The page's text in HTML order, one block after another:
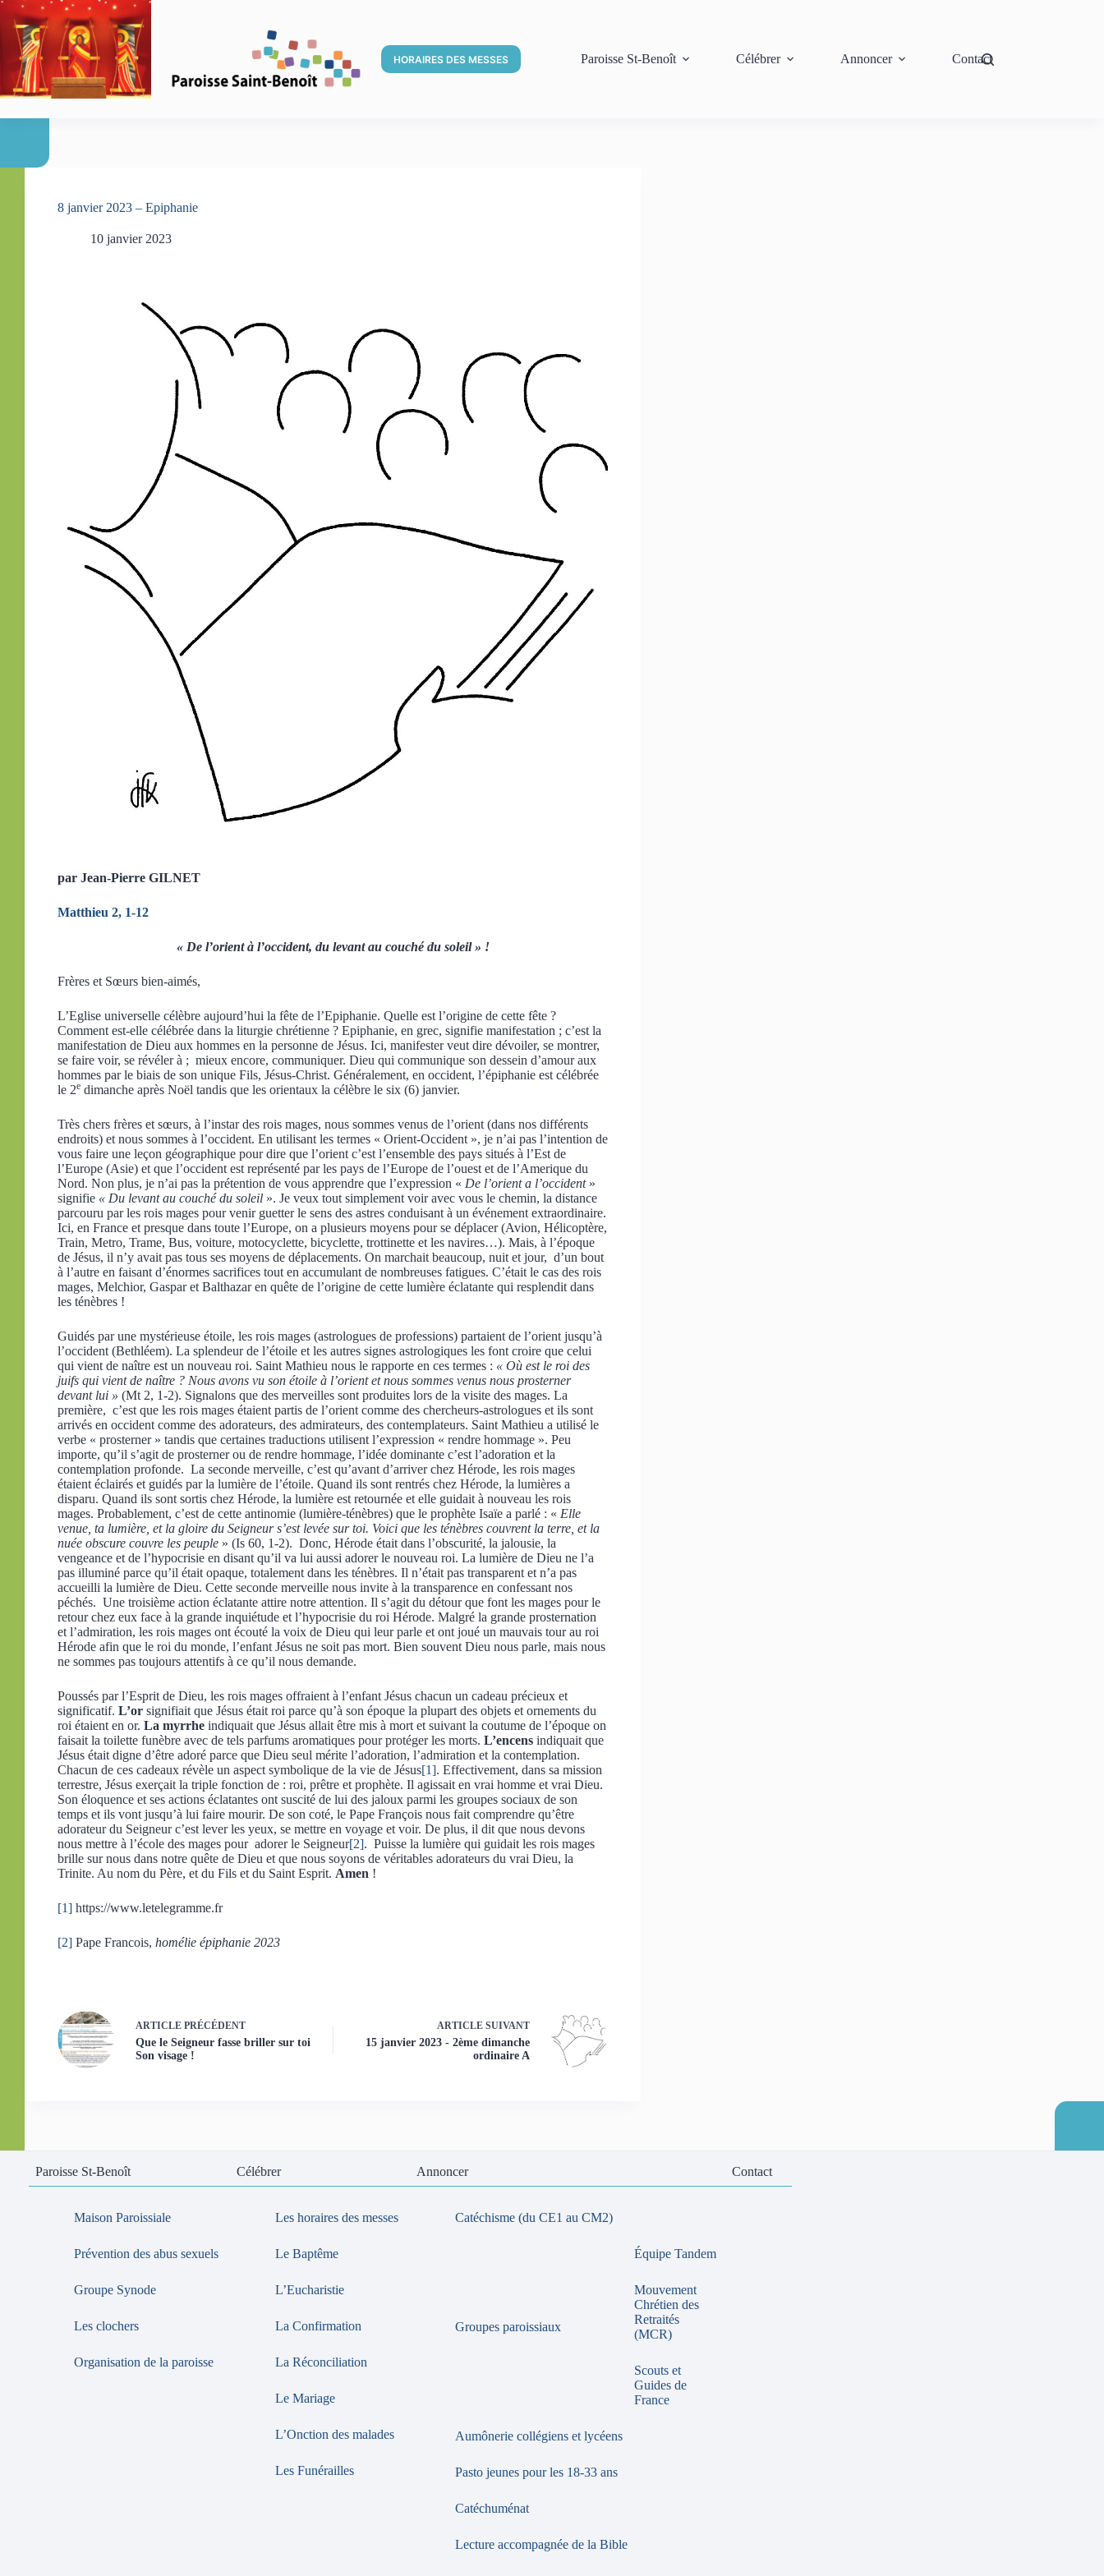
Passer
contenu
HORAIRES DES MESSES Paroisse St-Benoît Célébrer Annoncer Contact
8 janvier 2023 – Epiphanie
10 janvier 2023
par Jean-Pierre GILNET
Matthieu 2, 1-12
« De l’orient à l’occident, du levant au couché du soleil » !
Frères et Sœurs bien-aimés,
L’Eglise universelle célèbre aujourd’hui la fête de l’Epiphanie. Quelle est l’origine de cette fête ?
Comment est-elle célébrée dans la liturgie chrétienne ? Epiphanie, en grec, signifie manifestation ; c’est la
manifestation de Dieu aux hommes en la personne de Jésus. Ici, manifester veut dire dévoiler, se montrer,
se faire voir, se révéler à ; mieux encore, communiquer. Dieu qui communique son dessein d’amour aux
hommes par le biais de son unique Fils, Jésus-Christ. Généralement, en occident, l’épiphanie est célébrée
le 2e dimanche après Noël tandis que les orientaux la célèbre le six (6) janvier.
Très chers frères et sœurs, à l’instar des rois mages, nous sommes venus de l’orient (dans nos différents
endroits) et nous sommes à l’occident. En utilisant les termes « Orient-Occident », je n’ai pas l’intention de
vous faire une leçon géographique pour dire que l’orient c’est l’ensemble des pays situés à l’Est de
l’Europe (Asie) et que l’occident est représenté par les pays de l’Europe de l’ouest et de l’Amerique du
Nord. Non plus, je n’ai pas la prétention de vous apprendre que l’expression « De l’orient a l’occident»
signifie « Du levant au couché du soleil ». Je veux tout simplement voir avec vous le chemin, la distance
parcouru par les rois mages pour venir guetter le sens des astres conduisant à un événement extraordinaire.
Ici, en France et presque dans toute l’Europe, on a plusieurs moyens pour se déplacer (Avion, Hélicoptère,
Train, Metro, Trame, Bus, voiture, motocyclette, bicyclette, trottinette et les navires…). Mais, à l’époque
de Jésus, il n’y avait pas tous ses moyens de déplacements. On marchait beaucoup, nuit et jour, d’un bout
à l’autre en faisant d’énormes sacrifices tout en accumulant de nombreuses fatigues. C’était le cas des rois
mages, Melchior, Gaspar et Balthazar en quête de l’origine de cette lumière éclatante qui resplendit dans
les ténèbres !
Guidés par une mystérieuse étoile, les rois mages (astrologues de professions) partaient de l’orient jusqu’à
l’occident (Bethléem). La splendeur de l’étoile et les autres signes astrologiques les font croire que celui
qui vient de naître est un nouveau roi. Saint Mathieu nous le rapporte en ces termes : « Où est le roi des
juifs qui vient de naître ? Nous avons vu son étoile à l’orient et nous sommes venus nous prosterner
devant lui » (Mt 2, 1-2). Signalons que des merveilles sont produites lors de la visite des mages. La
première, c’est que les rois mages étaient partis de l’orient comme des chercheurs-astrologues et ils sont
arrivés en occident comme des adorateurs, des admirateurs, des contemplateurs. Saint Mathieu a utilisé le
verbe « prosterner » tandis que certaines traductions utilisent l’expression « rendre hommage ». Peu
importe, qu’il s’agit de prosterner ou de rendre hommage, l’idée dominante c’est l’adoration et la
contemplation profonde. La seconde merveille, c’est qu’avant d’arriver chez Hérode, les rois mages
étaient éclairés et guidés par la lumière de l’étoile. Quand ils sont rentrés chez Hérode, la lumières a
disparu. Quand ils sont sortis chez Hérode, la lumière est retournée et elle guidait à nouveau les rois
mages. Probablement, c’est de cette antinomie (lumière-ténèbres) que le prophète Isaïe a parlé : « Elle
venue, ta lumière, et la gloire du Seigneur s’est levée sur toi. Voici que les ténèbres couvrent la terre, et la
nuée obscure couvre les peuple » (Is 60, 1-2). Donc, Hérode était dans l’obscurité, la jalousie, la
vengeance et de l’hypocrisie en disant qu’il va lui aussi adorer le nouveau roi. La lumière de Dieu ne l’a
pas illuminé parce qu’il était opaque, totalement dans les ténèbres. Il n’était pas transparent et n’a pas
accueilli la lumière de Dieu. Cette seconde merveille nous invite à la transparence en confessant nos
péchés. Une troisième action éclatante attire notre attention. Il s’agit du détour que font les mages pour le
retour chez eux face à la grande inquiétude et l’hypocrisie du roi Hérode. Malgré la grande prosternation
et l’admiration, les rois mages ont écouté la voix de Dieu qui leur parle et ont joué un mauvais tour au roi
Hérode afin que le roi du monde, l’enfant Jésus ne soit pas mort. Bien souvent Dieu nous parle, mais nous
ne sommes pas toujours attentifs à ce qu’il nous demande.
Poussés par l’Esprit de Dieu, les rois mages offraient à l’enfant Jésus chacun un cadeau précieux et
significatif. L’or signifiait que Jésus était roi parce qu’à son époque la plupart des objets et ornements du
roi étaient en or. La myrrhe indiquait que Jésus allait être mis à mort et suivant la coutume de l’époque on
faisait la toilette funèbre avec de tels parfums aromatiques pour protéger les morts. L’encens indiquait que
Jésus était digne d’être adoré parce que Dieu seul mérite l’adoration, l’admiration et la contemplation.
Chacun de ces cadeaux révèle un aspect symbolique de la vie de Jésus[1]. Effectivement, dans sa mission
terrestre, Jésus exerçait la triple fonction de : roi, prêtre et prophète. Il agissait en vrai homme et vrai Dieu.
Son éloquence et ses actions éclatantes ont suscité de lui des jaloux parmi les groupes sociaux de son
temps et ils vont jusqu’à lui faire mourir. De son coté, le Pape François nous fait comprendre qu’être
adorateur du Seigneur c’est lever les yeux, se mettre en voyage et voir. De plus, il dit que nous devons
nous mettre à l’école des mages pour adorer le Seigneur[2]. Puisse la lumière qui guidait les rois mages
brille sur nous dans notre quête de Dieu et que nous soyons de véritables adorateurs du vrai Dieu, la
Trinite. Au nom du Père, et du Fils et du Saint Esprit. Amen !
[1] https://www.letelegramme.fr
[2] Pape Francois, homélie épiphanie 2023
ARTICLE PRÉCÉDENT
Que le Seigneur fasse briller sur toi
Son visage !
ARTICLE SUIVANT
15 janvier 2023 - 2ème dimanche
ordinaire A
Paroisse St-Benoît
Maison Paroissiale
Prévention des abus sexuels
Groupe Synode
Les clochers
Organisation de la paroisse
Célébrer
Les horaires des messes
Le Baptême
L’Eucharistie
La Confirmation
La Réconciliation
Le Mariage
L’Onction des malades
Les Funérailles
Annoncer
Catéchisme (du CE1 au CM2)
Groupes paroissiaux
Équipe Tandem
Mouvement
Chrétien des
Retraités
(MCR)
Scouts et
Guides de
France
Aumônerie collégiens et lycéens
Pasto jeunes pour les 18-33 ans
Catéchuménat
Lecture accompagnée de la Bible
Contact